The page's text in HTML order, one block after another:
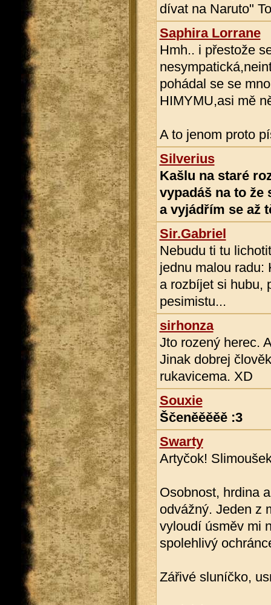
dívat na Naruto"
Saphira Lorrane
Hmh.. i přestože
pohádal se se
HIMYMU,asi mě
A to jenom proto
Silverius
Kašlu na staré
vypadáš na to že
a vyjádřím se až
Sir.Gabriel
Nebudu ti tu
jednu malou radu:
a rozbíjet si hubu,
pesimistu...
sirhonza
Jto rozený herec.
Jinak dobrej
rukavicema. XD
Souxie
Ščeněěěěě :3
Swarty
Artyčok!
Osobnost, hrdina
odvážný. Jeden z
vyloudí úsměv mi
spolehlivý
Zářivé sluníčko,